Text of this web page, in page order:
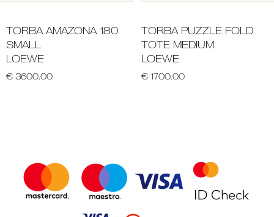
TORBA AMAZONA 180
SMALL
LOEWE
€ 3600.00
TORBA PUZZLE FOLD
TOTE MEDIUM
LOEWE
€ 1700.00